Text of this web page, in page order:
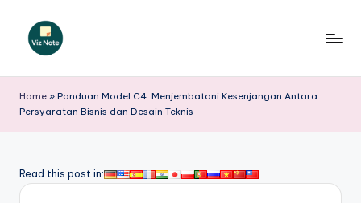
iz
N
t
Home » Panduan Model C4: Menjembatani Kesenjangan Antara
Persyaratan Bisnis dan Desain Teknis
Read this post in: